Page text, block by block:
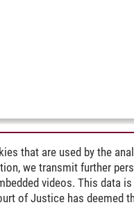
that are used by the
we transmit further
videos. This data
of Justice has deemed